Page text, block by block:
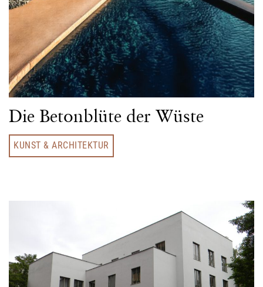
Die Betonblüte der Wüste
KUNST & ARCHITEKTUR